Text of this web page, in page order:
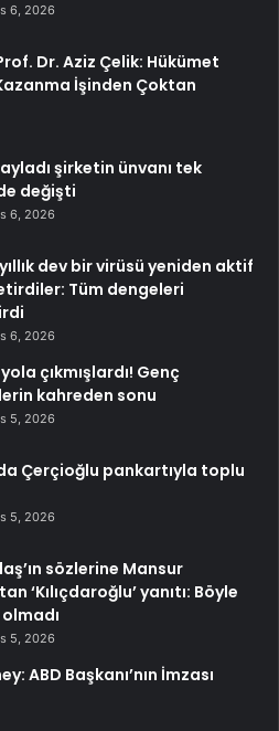
6, 2026
Dr. Aziz Çelik: Hükümet
İşinden Çoktan
şirketin ünvanı tek
değişti
6, 2026
dev bir virüsü yeniden aktif
Tüm dengeleri
6, 2026
çıkmışlardı! Genç
kahreden sonu
5, 2026
Çerçioğlu pankartıyla toplu
5, 2026
sözlerine Mansur
‘Kılıçdaroğlu’ yanıtı: Böyle
5, 2026
ABD Başkanı’nın İmzası